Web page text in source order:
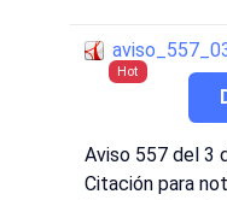
Hot
Aviso 557 del 3
Citación para